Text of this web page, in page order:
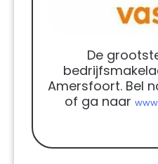
De
Amersfoort. Bel
of ga naar